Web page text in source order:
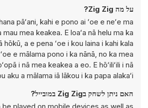
על מה Zig Zig?
pāʻani, kahi e pono ai ʻoe e neʻe ma
mau mea keakea. E loaʻa nā helu ma ka
hōkū, a e pena ʻoe i kou laina i kahi kala
e mālama pono i ka nānā, no ka mea
i nā mea keakea a eo. E hōʻiliʻili i nā
aku a mālama iā lākou i ka papa alakaʻi.
האם ניתן לשחק בZig Zig במובייל?